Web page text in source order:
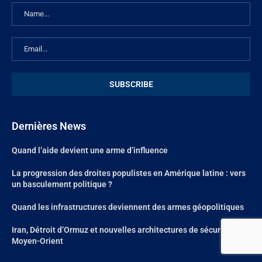
Dernières News
Quand l’aide devient une arme d’influence
La progression des droites populistes en Amérique latine : vers
un basculement politique ?
Quand les infrastructures deviennent des armes géopolitiques
Iran, Détroit d’Ormuz et nouvelles architectures de sécurité au
Moyen-Orient